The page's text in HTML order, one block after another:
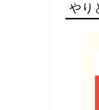
やり